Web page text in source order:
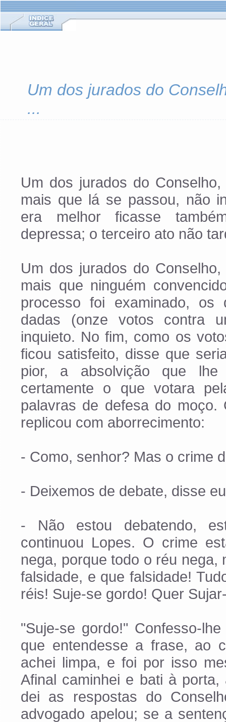
Um dos jurados do
...
Um dos jurados do
mais que lá se passou, não
era melhor ficasse
depressa; o terceiro ato não
Um dos jurados do
mais que ninguém
processo foi examinado,
dadas (onze votos contra
inquieto. No fim, como os
ficou satisfeito, disse que
pior, a absolvição que lhe
certamente o que votara
palavras de defesa do
replicou com aborrecimento:
- Como, senhor? Mas o crime
- Deixemos de debate, disse
- Não estou debatendo,
continuou Lopes. O crime
nega, porque todo o réu
falsidade, e que falsidade!
réis! Suje-se gordo! Quer
"Suje-se gordo!" Confesso-
que entendesse a frase, ao
achei limpa, e foi por isso
Afinal caminhei e bati à
dei as respostas do
advogado apelou; se a